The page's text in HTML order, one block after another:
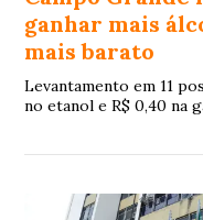
ganhar mais
mais barato
Levantamento em 11
no etanol e R$ 0,40 na